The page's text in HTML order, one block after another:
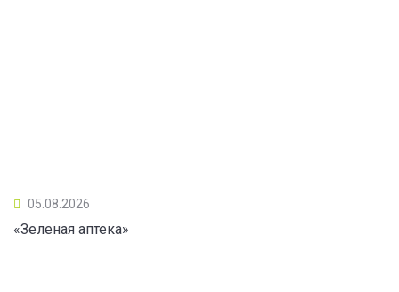
05.08.2026
«Зеленая аптека»